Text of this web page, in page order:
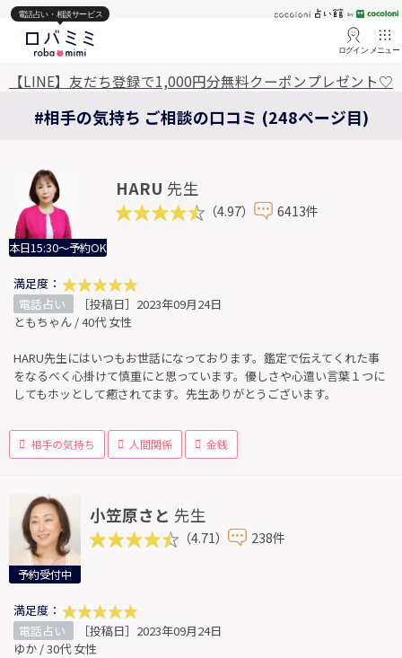
電話占い・相談サービス
ログイン メニュー
【LINE】友だち登録で1,000円分無料クーポンプレゼント♡
#相手の気持ち ご相談の口コミ (248ページ目)
本日15:30～予約OK
HARU 先生
（4.97） 6413件
満足度：
電話占い
［投稿日］2023年09月24日
ともちゃん / 40代 女性
HARU先生にはいつもお世話になっております。鑑定で伝えてくれた事
をなるべく心掛けて慎重にと思っています。優しさや心遣い言葉１つに
してもホッとして癒されてます。先生ありがとうございます。
相手の気持ち 人間関係 金銭
予約受付中
小笠原さと 先生
（4.71） 238件
満足度：
電話占い
［投稿日］2023年09月24日
ゆか / 30代 女性